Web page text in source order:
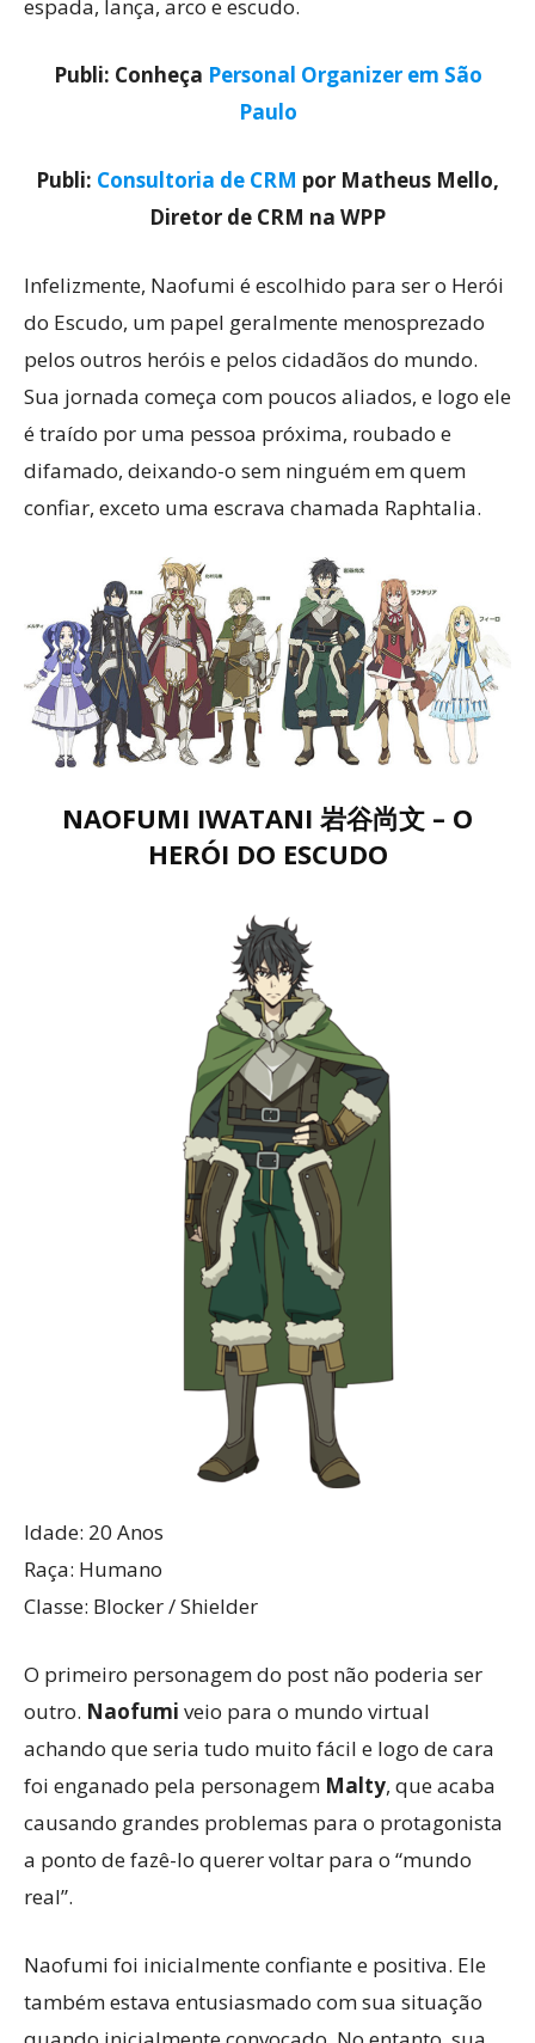
espada, lança, arco e escudo.
Publi: Conheça Personal Organizer em São
Paulo
Publi: Consultoria de CRM por Matheus Mello,
Diretor de CRM na WPP
Infelizmente, Naofumi é escolhido para ser o Herói
do Escudo, um papel geralmente menosprezado
pelos outros heróis e pelos cidadãos do mundo.
Sua jornada começa com poucos aliados, e logo ele
é traído por uma pessoa próxima, roubado e
difamado, deixando-o sem ninguém em quem
confiar, exceto uma escrava chamada Raphtalia.
NAOFUMI IWATANI 岩谷尚文 – O
HERÓI DO ESCUDO
Idade: 20 Anos
Raça: Humano
Classe: Blocker / Shielder
O primeiro personagem do post não poderia ser
outro. Naofumi veio para o mundo virtual
achando que seria tudo muito fácil e logo de cara
foi enganado pela personagem Malty, que acaba
causando grandes problemas para o protagonista
a ponto de fazê-lo querer voltar para o “mundo
real”.
Naofumi foi inicialmente confiante e positiva. Ele
também estava entusiasmado com sua situação